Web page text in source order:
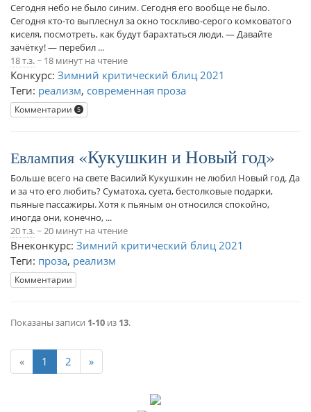
Сегодня небо не было синим. Сегодня его вообще не было.
Сегодня кто-то выплеснул за окно тоскливо-серого комковатого
киселя, посмотреть, как будут барахтаться люди. — Давайте
зачётку! — перебил ...
18 т.з.~ 18 минут на чтение
Конкурс: Зимний критический блиц 2021
Теги: реализм, современная проза
Комментарии 5
Евлампия Кукушкин и Новый год
Больше всего на свете Василий Кукушкин не любил Новый год. Да
и за что его любить? Суматоха, суета, бестолковые подарки,
пьяные пассажиры. Хотя к пьяным он относился спокойно,
иногда они, конечно, ...
20 т.з.~ 20 минут на чтение
Внеконкурс: Зимний критический блиц 2021
Теги: проза, реализм
Комментарии
Показаны записи 1-10 из 13.
« 1 2 »